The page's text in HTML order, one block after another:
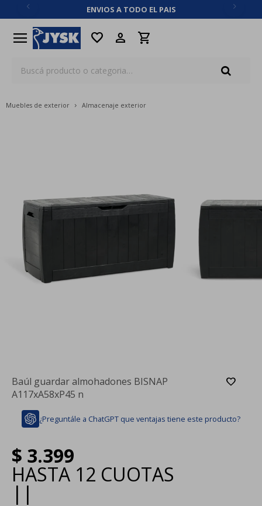
ENVIOS A TODO EL PAIS
menu favorite
Muebles de exterior Almacenaje exterior
Baúl guardar almohadones BISNAP
A117xA58xP45 n
¿Preguntále a ChatGPT que ventajas tiene este producto?
$ 3.399
HASTA 12 CUOTAS
| |
close